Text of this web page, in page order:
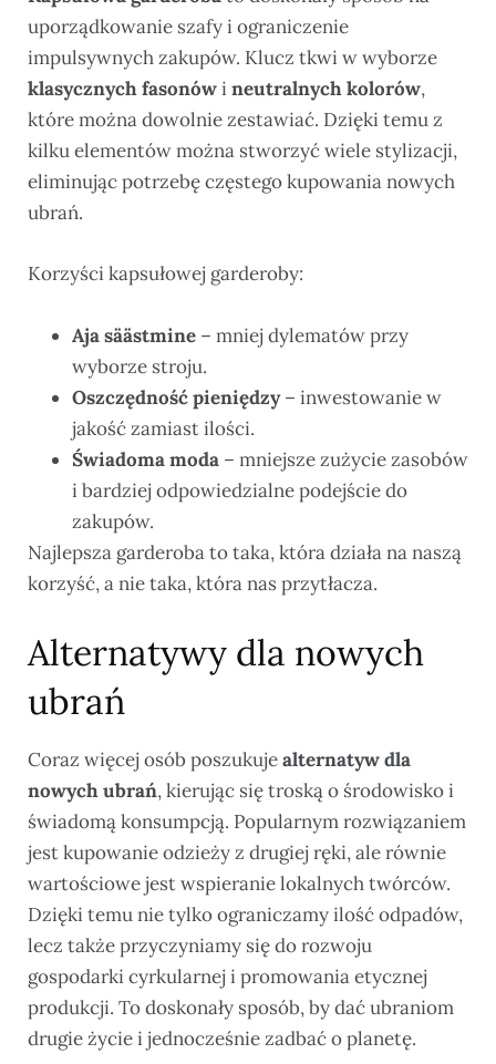
uporządkowanie szafy i ograniczenie
impulsywnych zakupów. Klucz tkwi w wyborze
klasycznych fasonówineutralnych kolorów,
które można dowolnie zestawiać. Dzięki temu z
kilku elementów można stworzyć wiele stylizacji,
eliminując potrzebę częstego kupowania nowych
ubrań.
Korzyści kapsułowej garderoby:
Aja säästmine – mniej dylematów przy
wyborze stroju.
Oszczędność pieniędzy– inwestowanie w
jakość zamiast ilości.
Świadoma moda – mniejsze zużycie zasobów
i bardziej odpowiedzialne podejście do
zakupów.
Najlepsza garderoba to taka, która działa na naszą
korzyść, a nie taka, która nas przytłacza.
Alternatywy dla nowych
ubrań
Coraz więcej osób poszukujealternatyw dla
nowych ubrań, kierując się troską o środowisko i
świadomą konsumpcją. Popularnym rozwiązaniem
jest kupowanie odzieży z drugiej ręki, ale równie
wartościowe jest wspieranie lokalnych twórców.
Dzięki temu nie tylko ograniczamy ilość odpadów,
lecz także przyczyniamy się do rozwoju
gospodarki cyrkularnej i promowania etycznej
produkcji. To doskonały sposób, by dać ubraniom
drugie życie i jednocześnie zadbać o planetę.